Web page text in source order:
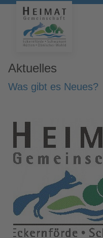
Aktuelles
Was gibt es Neues?